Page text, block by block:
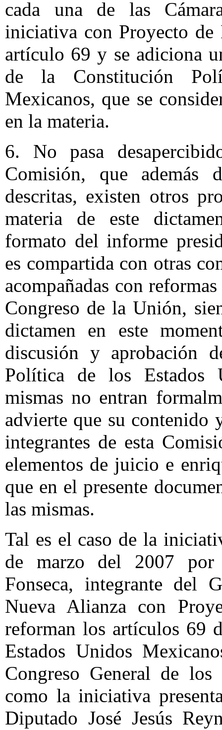
cada una de las
iniciativa con Proyecto
artículo 69 y se adiciona
de la Constitución
Mexicanos, que se
en la materia.
6. No pasa
Comisión, que además
descritas, existen otros
materia de este
formato del informe
es compartida con otras
acompañadas con
Congreso de la Unión,
dictamen en este
discusión y aprobación
Política de los Estados
mismas no entran
advierte que su contenido
integrantes de esta
elementos de juicio e
que en el presente
las mismas.
Tal es el caso de la
de marzo del 2007 por
Fonseca, integrante del
Nueva Alianza con
reforman los artículos 69
Estados Unidos
Congreso General de
como la iniciativa
Diputado José Jesús